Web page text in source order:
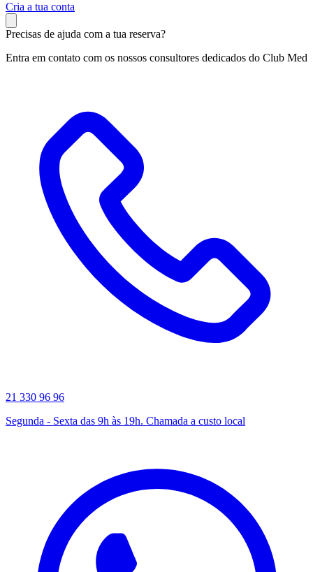
Cria a tua conta
Precisas de ajuda com a tua reserva?
Entra em contato com os nossos consultores dedicados do Club Med
21 330 96 96
Segunda - Sexta das 9h às 19h. Chamada a custo local